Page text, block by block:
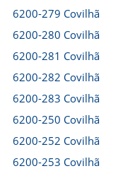
6200-279 Covilhã
6200-280 Covilhã
6200-281 Covilhã
6200-282 Covilhã
6200-283 Covilhã
6200-250 Covilhã
6200-252 Covilhã
6200-253 Covilhã